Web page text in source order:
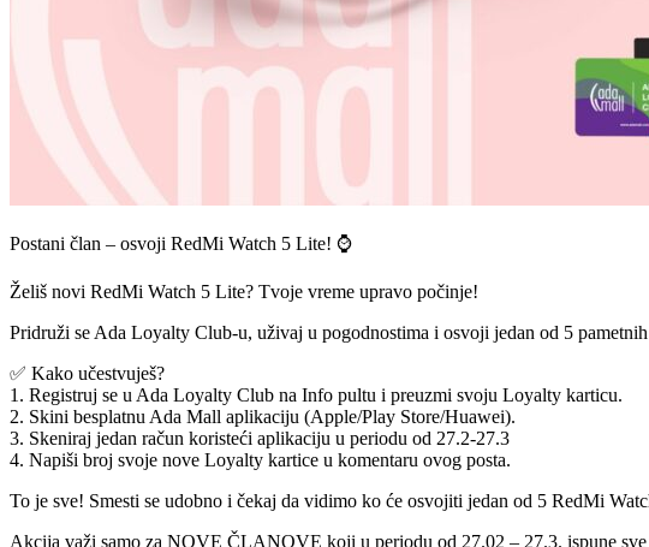
Postani član – osvoji RedMi Watch 5 Lite! ⌚️
Želiš novi RedMi Watch 5 Lite? Tvoje vreme upravo počinje!
Pridruži se Ada Loyalty Club-u, uživaj u pogodnostima i osvoji jedan od 5
✅ Kako učestvuješ?
1. Registruj se u Ada Loyalty Club na Info pultu i preuzmi svoju Loyalty karticu.
2. Skini besplatnu Ada Mall aplikaciju (Apple/Play Store/Huawei).
3. Skeniraj jedan račun koristeći aplikaciju u periodu od 27.2-27.3
4. Napiši broj svoje nove Loyalty kartice u komentaru ovog posta.
To je sve! Smesti se udobno i čekaj da vidimo ko će osvojiti jedan od 5 RedMi
Akcija važi samo za NOVE ČLANOVE koji u periodu od 27.02 – 27.3. ispune sve